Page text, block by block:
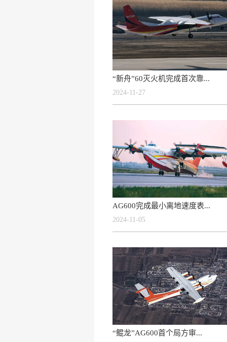
“新舟”60灭火机完成首次靠...
2024-11-27
AG600完成最小离地速度表...
2024-11-05
“鲲龙”AG600首个局方审...